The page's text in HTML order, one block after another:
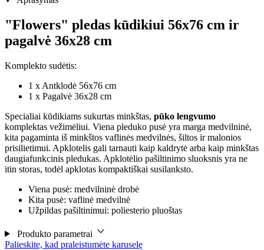
"Flowers" pledas kūdikiui 56x76 cm ir
pagalvė 36x28 cm
Komplekto sudėtis:
1 x Antklodė 56x76 cm
1 x Pagalvė 36x28 cm
Specialiai kūdikiams sukurtas minkštas, pūko lengvumo
komplektas vežimėliui. Viena pleduko pusė yra marga medvilninė,
kita pagaminta iš minkštos vaflinės medvilnės, šiltos ir malonios
prisilietimui. Apklotelis gali tarnauti kaip kaldrytė arba kaip minkštas
daugiafunkcinis pledukas. Apklotėlio pašiltinimo sluoksnis yra ne
itin storas, todėl apklotas kompaktiškai susilanksto.
Viena pusė: medvilninė drobė
Kita pusė: vaflinė medvilnė
Užpildas pašiltinimui: poliesterio pluoštas
Produkto parametrai
Palieskite, kad praleistumėte karuselę